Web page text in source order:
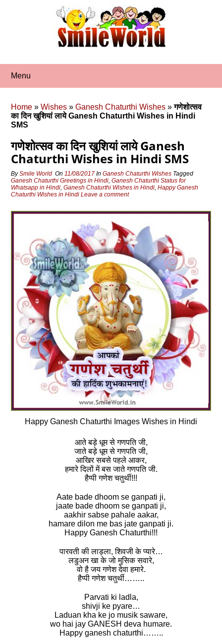
Menu
Home »Wishes »Ganesh Chaturthi Wishes »गणेशोत्सव
का दिन खुशियां लाये Ganesh Chaturthi Wishes in Hindi
SMS
गणेशोत्सव का दिन खुशियां लाये Ganesh
Chaturthi Wishes in Hindi SMS
BySmile World On11/08/2017 InGanesh Chaturthi Wishes Tagged
Ganesh Chaturthi Greetings in Hindi,Ganesh Chaturthi Status for
Whatsapp in Hindi,Ganesh Chaturthi Wishes in Hindi,Happy Ganesh
Chaturthi Wishes in Hindi Leave a comment
Happy Ganesh Chaturthi Images Wishes in Hindi
आते बड़े धूम से गणपति जी,
जाते बड़े धूम से गणपति जी,
आखिर सबसे पहले आकर,
हमारे दिलों में बस जाते गणपति जी.
हैप्पी गणेश चतुर्थी!!!
Aate bade dhoom se ganpati ji,
jaate bade dhoom se ganpati ji,
aakhir sabse pahale aakar,
hamare dilon me bas jate ganpati ji.
Happy Ganesh Chaturthi!!!
पारवती की लाड़ला, शिवजी के प्यारे…
लडुअन खा के जो मुसिक सवारे,
वो है जय गणेश देवा हमारे.
हैप्पी गणेश चतुर्थी……..
Parvati ki ladla,
shivji ke pyare…
Laduan kha ke jo musik saware,
wo hai jay GANESH deva humare.
Happy ganesh chaturthi……..